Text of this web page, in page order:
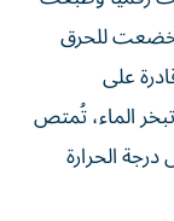
خضعت للحرق
على
الماء، تُمتص
الحرارة